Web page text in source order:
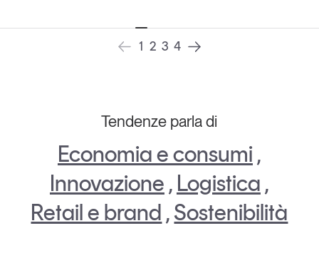
1 2 3 4
Tendenze parla di
Economia e consumi ,
Innovazione , Logistica ,
Retail e brand ,Sostenibilità